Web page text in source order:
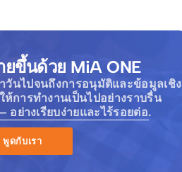
ยขึ้นด้วย MiA ONE
วันไปจนถึงการอนุมัติและข้อมูลเชิง
ห้การทำงานเป็นไปอย่างราบรื่น
อย่างเรียบง่ายและไร้รอยต่อ.
พูดกับเรา